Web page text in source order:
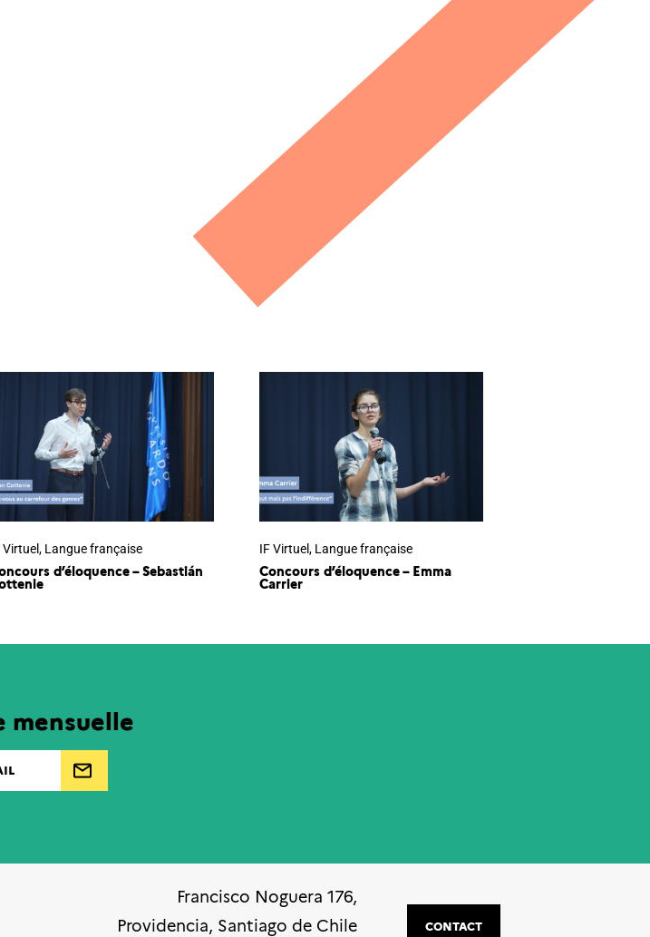
Virtuel, Langue française
d’éloquence – Sebastián
IF Virtuel, Langue française
Concours d’éloquence – Emma
Carrier
mensuelle
Francisco Noguera 176,
Providencia, Santiago de Chile
CONTACT